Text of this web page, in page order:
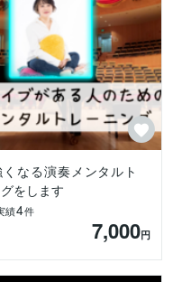
なる演奏メンタルト
をします
績4件
7,000円